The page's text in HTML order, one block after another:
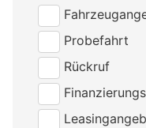
Probefahrt
Rückruf